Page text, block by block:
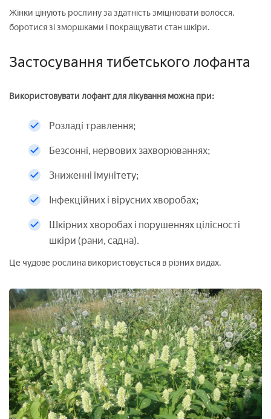
Жінки цінують рослину за здатність зміцнювати волосся,
боротися зі зморшками і покращувати стан шкіри.
Застосування тибетського лофанта
Використовувати лофант для лікування можна при:
Розладі травлення;
Безсонні, нервових захворюваннях;
Зниженні імунітету;
Інфекційних і вірусних хворобах;
Шкірних хворобах і порушеннях цілісності
шкіри (рани, садна).
Це чудове рослина використовується в різних видах.